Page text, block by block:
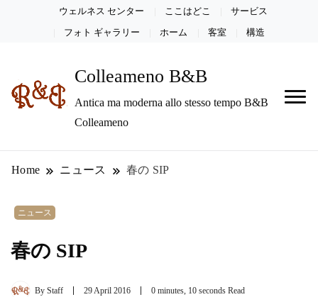
ウェルネス センター ここはどこ サービス
フォト ギャラリー ホーム 客室 構造
Colleameno B&B
Antica ma moderna allo stesso tempo B&B
Colleameno
Home ニュース 春の SIP
ニュース
春の SIP
By Staff 29 April 2016 0 minutes, 10 seconds Read